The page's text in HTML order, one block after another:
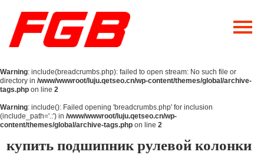
Главная
О Нас
Продукция
Новости
Warning: include(breadcrumbs.php): failed to open stream: No such file or
directory in /www/wwwroot/luju.qetseo.cn/wp-content/themes/global/archive-
tags.php on line 2
Warning: include(): Failed opening 'breadcrumbs.php' for inclusion
(include_path='.:') in /www/wwwroot/luju.qetseo.cn/wp-
content/themes/global/archive-tags.php on line 2
купить подшипник рулевой колонки